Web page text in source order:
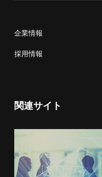
企業情報
採用情報
関連サイト